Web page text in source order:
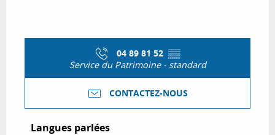
04 89 81 52 ▒▒
Service du Patrimoine - standard
CONTACTEZ-NOUS
Langues parlées
Langues parlées